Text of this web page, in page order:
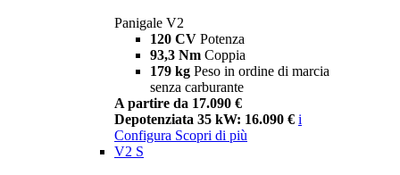
Panigale V2
120 CV Potenza
93,3 Nm Coppia
179 kg Peso in ordine di marcia
senza carburante
A partire da 17.090 €
Depotenziata 35 kW: 16.090 € i
Configura Scopri di più
V2 S